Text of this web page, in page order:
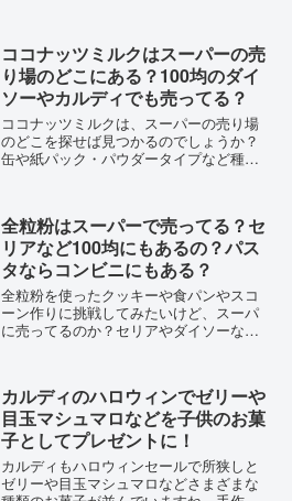
ミマでも買えるのか？調理して生焼けだ
ったときの対処法についてもまとめまし
た。
ココナッツミルクはスーパーの売
り場のどこにある？100均のダイ
ソーやカルディでも売ってる？
ココナッツミルクは、スーパーの売り場
のどこを探せば見つかるのでしょうか？
缶や紙パック・パウダータイプなど種類
全粒粉はスーパーで売ってる？セ
リアなど100均にもあるの？パス
タならコンビニにもある？
全粒粉を使ったクッキーや食パンやスコ
ーン作りに挑戦してみたいけど、スーパ
に売ってるのか？セリアやダイソーなど
のについてもまとめました。
カルディのハロウィンでゼリーや
目玉マシュマロなどを子供のお菓
子としてプレゼントに！
カルディもハロウィンセールで所狭しと
ゼリーや目玉マシュマロなどさまざまな